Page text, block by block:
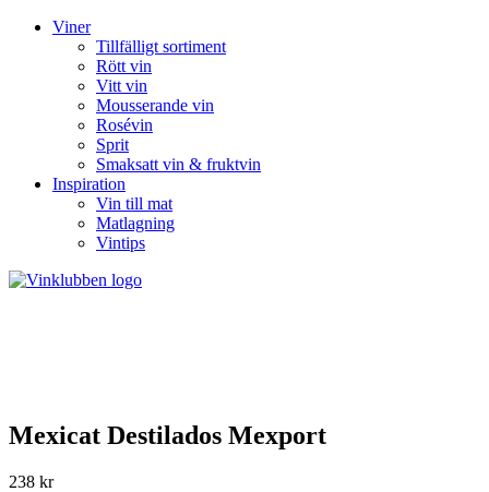
Viner
Tillfälligt sortiment
Rött vin
Vitt vin
Mousserande vin
Rosévin
Sprit
Smaksatt vin & fruktvin
Inspiration
Vin till mat
Matlagning
Vintips
Mexicat Destilados Mexport
238 kr